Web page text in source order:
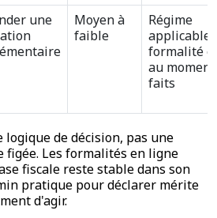
une
Moyen à
faible
Régime
applicable
formalité
au
faits
logique de décision, pas une
figée. Les formalités en ligne
fiscale reste stable dans son
pratique pour déclarer mérite
d'agir.